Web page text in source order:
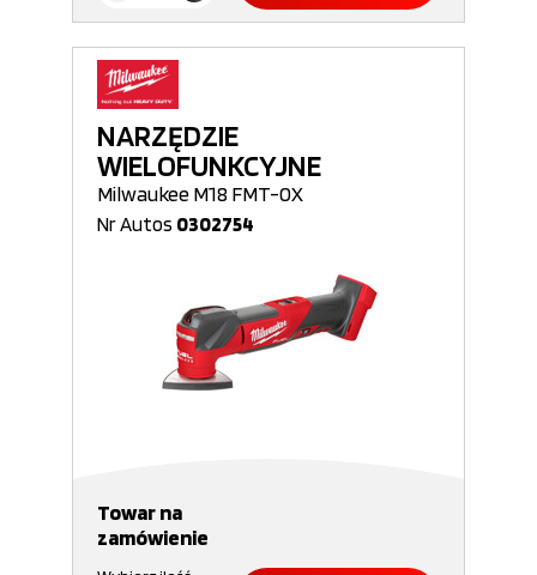
NARZĘDZIE
WIELOFUNKCYJNE
Milwaukee M18 FMT-0X
Nr Autos 0302754
Towar na
zamówienie